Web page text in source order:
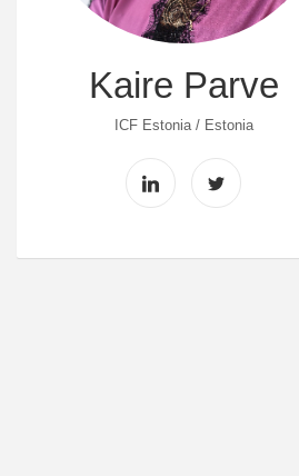
Kaire Parve
ICF Estonia / Estonia